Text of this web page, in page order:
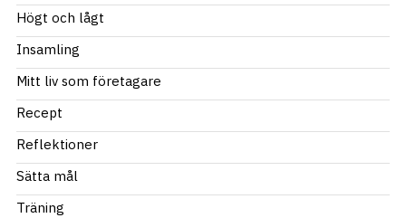
Högt och lågt
Insamling
Mitt liv som företagare
Recept
Reflektioner
Sätta mål
Träning